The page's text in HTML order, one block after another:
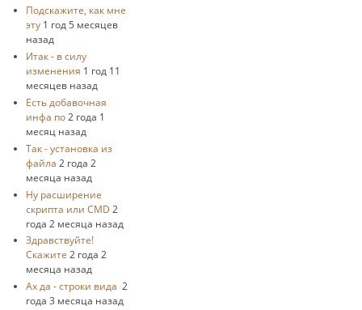
Подскажите, как мне
эту 1 год 5 месяцев
назад
Итак - в силу
изменения 1 год 11
месяцев назад
Есть добавочная
инфа по 2 года 1
месяц назад
Так - установка из
файла 2 года 2
месяца назад
Ну расширение
скрипта или CMD 2
года 2 месяца назад
Здравствуйте!
Скажите 2 года 2
месяца назад
Ах да - строки вида 2
года 3 месяца назад